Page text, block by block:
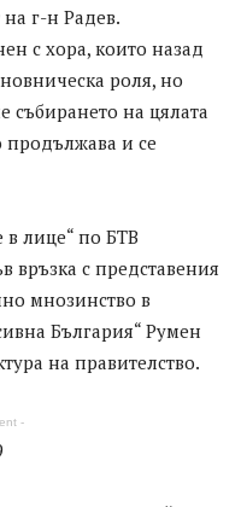
г-н Радев.
с хора, които назад
роля, но
събирането на цялата
продължава и се
в лице“ по БТВ
връзка с представения
мнозинство в
България“ Румен
на правителство.
-